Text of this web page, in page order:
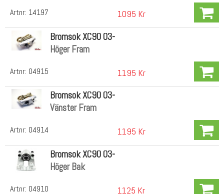
Artnr: 14197 1095 Kr
Artnr: 04915
Bromsok XC90 03-
Höger Fram
1195 Kr
Artnr: 04914
Bromsok XC90 03-
Vänster Fram
1195 Kr
Artnr: 04910
Bromsok XC90 03-
Höger Bak
1125 Kr